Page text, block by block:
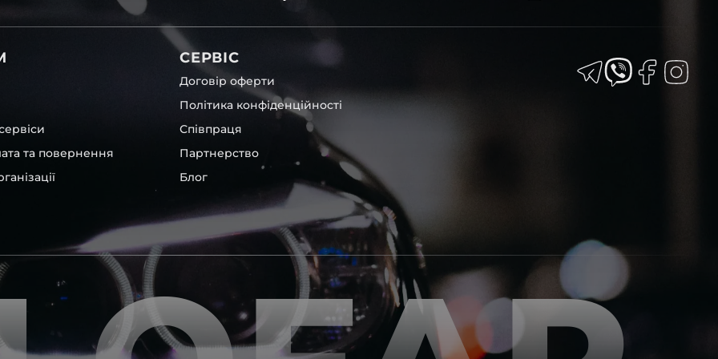
та унікальні.
офісі та оптовому
– на всіх
– для швидкої
будь-які
пару чи комплект.
перевіряють та
та повернення
СЕРВІС
Договір оферти
Політика конфіденційності
Співпраця
Партнерство
Блог